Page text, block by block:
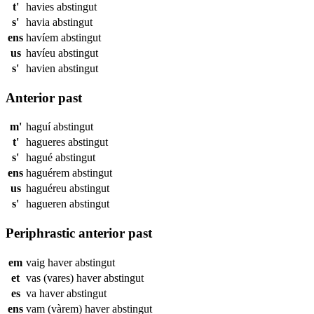
t' havies abstingut
s' havia abstingut
ens havíem abstingut
us havíeu abstingut
s' havien abstingut
Anterior past
m' haguíabstingut
t'
hagueres abstingut
s' hagué abstingut
ens haguérem abstingut
us haguéreu abstingut
s' hagueren abstingut
Periphrastic anterior past
em vaig haverabstingut
et vas (vares) haverabstingut
es va haverabstingut
ens vam (vàrem) haverabstingut